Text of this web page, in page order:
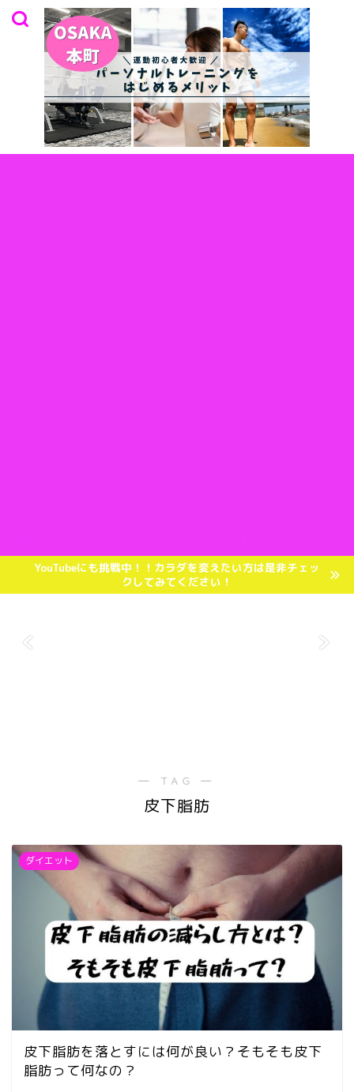
YouTubeにも挑戦中！！カラダを変えたい方は是非チェッ
クしてみてください！
― TAG ―
皮下脂肪
ダイエット
皮下脂肪を落とすには何が良い？そもそも皮下
脂肪って何なの？